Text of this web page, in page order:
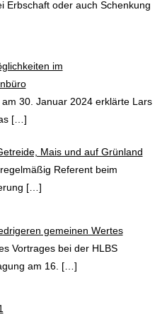
Erbschaft oder auch Schenkung
im
30. Januar 2024 erklärte Lars
[…]
Mais und auf Grünland
Referent beim
[…]
gemeinen Wertes
Vortrages bei der HLBS
am 16. […]